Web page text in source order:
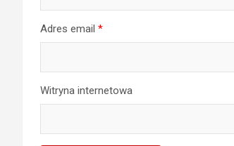
Adres email *
Witryna internetowa